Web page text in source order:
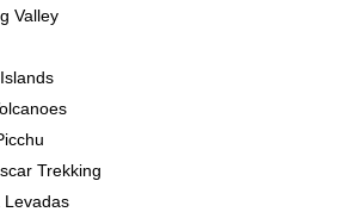
Valley
Trekking
Levadas